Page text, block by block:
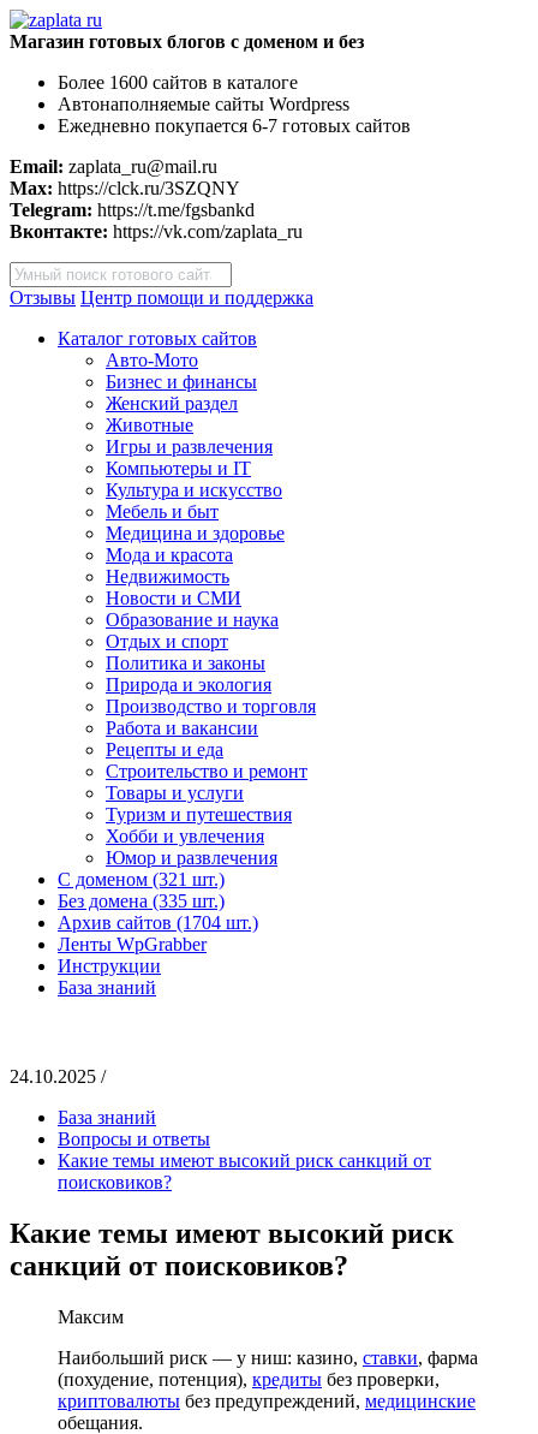
Магазин готовых блогов с доменом и без
Более 1600 сайтов в каталоге
Автонаполняемые сайты Wordpress
Ежедневно покупается 6-7 готовых сайтов
Email: zaplata_ru@mail.ru
Max: https://clck.ru/3SZQNY
Telegram: https://t.me/fgsbankd
Вконтакте: https://vk.com/zaplata_ru
Поиск
товаров
Отзывы Центр помощи и поддержка
Каталог готовых сайтов
Авто-Мото
Бизнес и финансы
Женский раздел
Животные
Игры и развлечения
Компьютеры и IT
Культура и искусство
Мебель и быт
Медицина и здоровье
Мода и красота
Недвижимость
Новости и СМИ
Образование и наука
Отдых и спорт
Политика и законы
Природа и экология
Производство и торговля
Работа и вакансии
Рецепты и еда
Строительство и ремонт
Товары и услуги
Туризм и путешествия
Хобби и увлечения
Юмор и развлечения
С доменом (321 шт.)
Без домена (335 шт.)
Архив сайтов (1704 шт.)
Ленты WpGrabber
Инструкции
База знаний
24.10.2025 /
База знаний
Вопросы и ответы
Какие темы имеют высокий риск санкций от
поисковиков?
Какие темы имеют высокий риск
санкций от поисковиков?
Максим
Наибольший риск — у ниш: казино, ставки, фарма
(похудение, потенция), кредиты без проверки,
криптовалюты без предупреждений, медицинские
обещания.